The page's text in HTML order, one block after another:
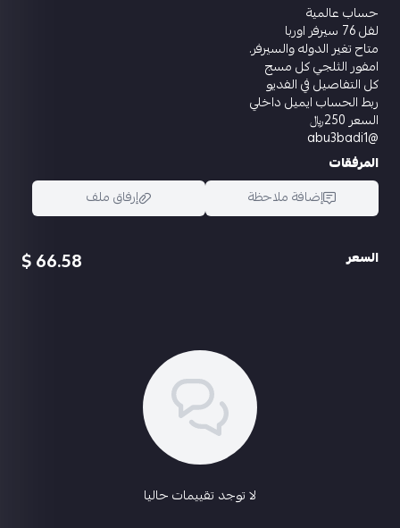
حساب عالمية
لفل 76 سيرفر اوربا
متاح تغير الدوله والسيرفر.
امفور الثلجي كل مسج
كل التفاصيل في الفديو
ربط الحساب ايميل داخلي
السعر 250﷼
@abu3badi1
المرفقات
إضافة ملاحظة
إرفاق ملف
السعر 66.58 $
لا توجد تقييمات حاليا